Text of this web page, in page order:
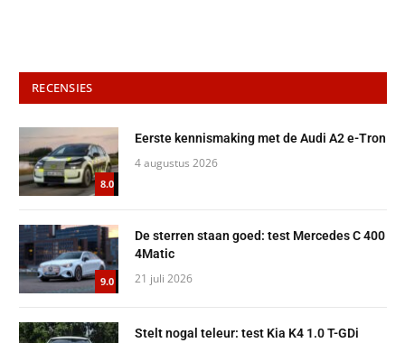
RECENSIES
8.0
Eerste kennismaking met de Audi A2 e-Tron
4 augustus 2026
9.0
De sterren staan goed: test Mercedes C 400
4Matic
21 juli 2026
Stelt nogal teleur: test Kia K4 1.0 T-GDi